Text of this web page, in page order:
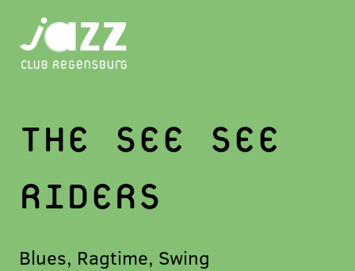
THE SEE SEE
RIDERS
Blues, Ragtime, Swing